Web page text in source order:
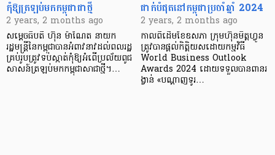
កុំឱ្យត្រឡប់មកកម្ពុជាជាថ្មី
2 years, 2 months ago
សម្តេចធិបតី ហ៊ុន ម៉ាណែត នាយក
រដ្ឋមន្រ្តីនៃកម្ពុជាបានអំពាវនាវដល់ពលរដ្ឋ
គ្រប់រូបត្រូវទប់ស្កាត់កុំឱ្យអំពើប្រល័យពូជ
សាសន៍ត្រឡប់មកកម្ពុជាសាជាថ្មី។…
ជាក់បំផុតនៅកម្ពុជាប្រចាំឆ្នាំ 2024
2 years, 2 months ago
កាលពីដើមខែឧសភា ក្រុមហ៊ុនមិត្តហ្វូន
ត្រូវបានផ្តល់កិត្តិយសដោយកម្មវិធី
World Business Outlook
Awards 2024 ដោយទទួលបានពានរ
ង្វាន់ «បណ្តាញទូរ…